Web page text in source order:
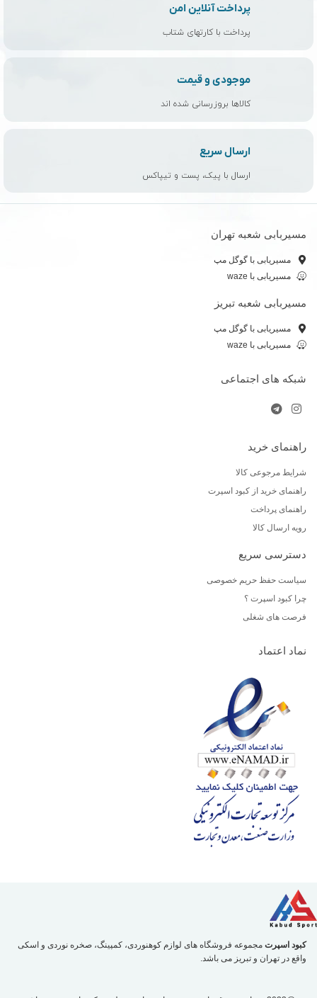
پرداخت آنلاین امن
پرداخت با کارتهای شتاب
موجودی و قیمت
کالاها بروزرسانی شده اند
ارسال سریع
ارسال با پیک، پست و تیپاکس
مسیربابی شعبه تهران
مسیریابی با گوگل مپ
مسیریابی با waze
مسیربابی شعبه تبریز
مسیریابی با گوگل مپ
مسیریابی با waze
شبکه های اجتماعی
راهنمای خرید
شرایط مرجوعی کالا
راهنمای خرید از کبود اسپرت
راهنمای پرداخت
رویه ارسال کالا
دسترسی سریع
سیاست حفظ حریم خصوصی
چرا کبود اسپرت ؟
فرصت های شغلی
نماد اعتماد
کبود اسپرت مجموعه فروشگاه های لوازم کوهنوردی، کمپینگ، صخره نوردی و اسکی
واقع در تهران و تبریز می باشد.